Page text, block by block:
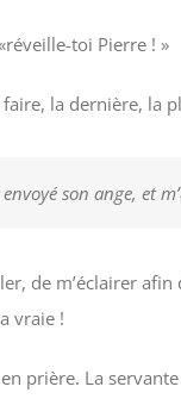
toi Pierre ! »
la dernière, la
son ange, et
de m’éclairer
vraie !
prière. La